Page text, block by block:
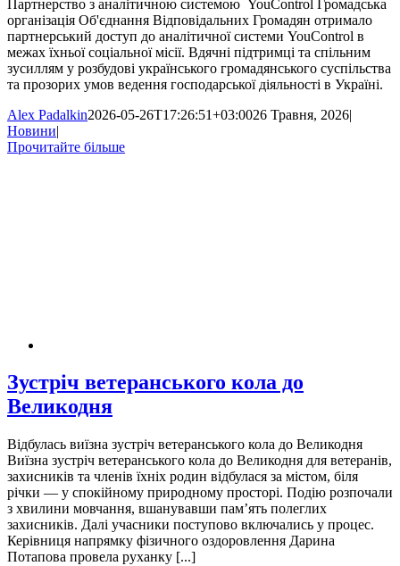
Партнерство з аналітичною системою YouControl Громадська
організація Об'єднання Відповідальних Громадян отримало
партнерський доступ до аналітичної системи YouControl в
межах їхньої соціальної місії. Вдячні підтримці та спільним
зусиллям у розбудові українського громадянського суспільства
та прозорих умов ведення господарської діяльності в Україні.
Alex Padalkin2026-05-26T17:26:51+03:0026 Травня, 2026|
Новини|
Прочитайте більше
Зустріч ветеранського кола до
Великодня
Відбулась виїзна зустріч ветеранського кола до Великодня
Виїзна зустріч ветеранського кола до Великодня для ветеранів,
захисників та членів їхніх родин відбулася за містом, біля
річки — у спокійному природному просторі. Подію розпочали
з хвилини мовчання, вшанувавши пам’ять полеглих
захисників. Далі учасники поступово включались у процес.
Керівниця напрямку фізичного оздоровлення Дарина
Потапова провела руханку [...]